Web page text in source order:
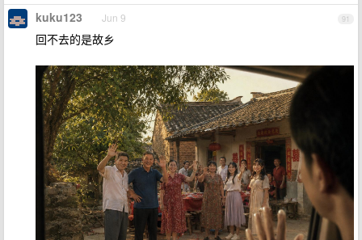
91
kuku123 Jun 9
回不去的是故乡